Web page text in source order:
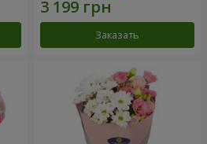
Заказать